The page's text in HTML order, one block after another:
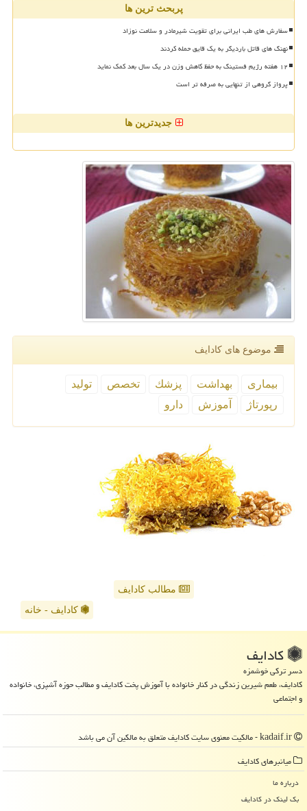
پربحث ترین ها
سفارش های طب ایرانی برای تقویت شیرمادر و سلامت نوزاد
نهنگ های قاتل باردیگر به یک قایق حمله کردند
۱۲ هفته رژیم فستینگ به حفظ کاهش وزن در یک سال بعد کمک نماید
پرواز گروهی از تنهایی به صرفه تر است
جدیدترین ها
موضوع های كادایف
بیماری بهداشت پزشك تخصص
تولید
رپورتاژ
آموزش دارو
مطالب کادایف
کادایف - خانه
كادایف
دسر ترکی خوشمزه
کادایف، طعم شیرین زندگی در کنار خانواده با آموزش پخت کادایف و مطالب حوزه آشپزی، خانواده
و اجتماعی
میانبرهای كادایف
درباره ما
بک لینک در كادایف